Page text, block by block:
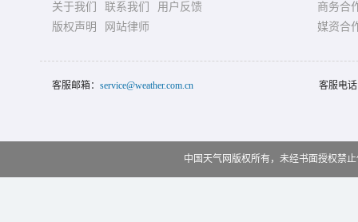
关于我们 联系我们
用户反馈
版权声明
网站律师
商务合
媒资合
客服邮箱： service@weather.com.cn 客服电
中国天气网版权所有，未经书面授权